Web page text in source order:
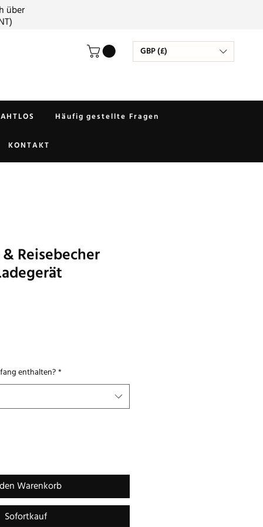
über
GBP (£)
Häufig gestellte Fragen
KONTAKT
Reisebecher
enthalten?*
Warenkorb
Sofortkauf